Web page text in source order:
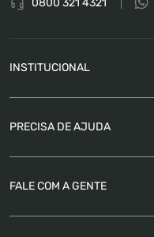
INSTITUCIONAL
PRECISA DE AJUDA
FALE COM A GENTE